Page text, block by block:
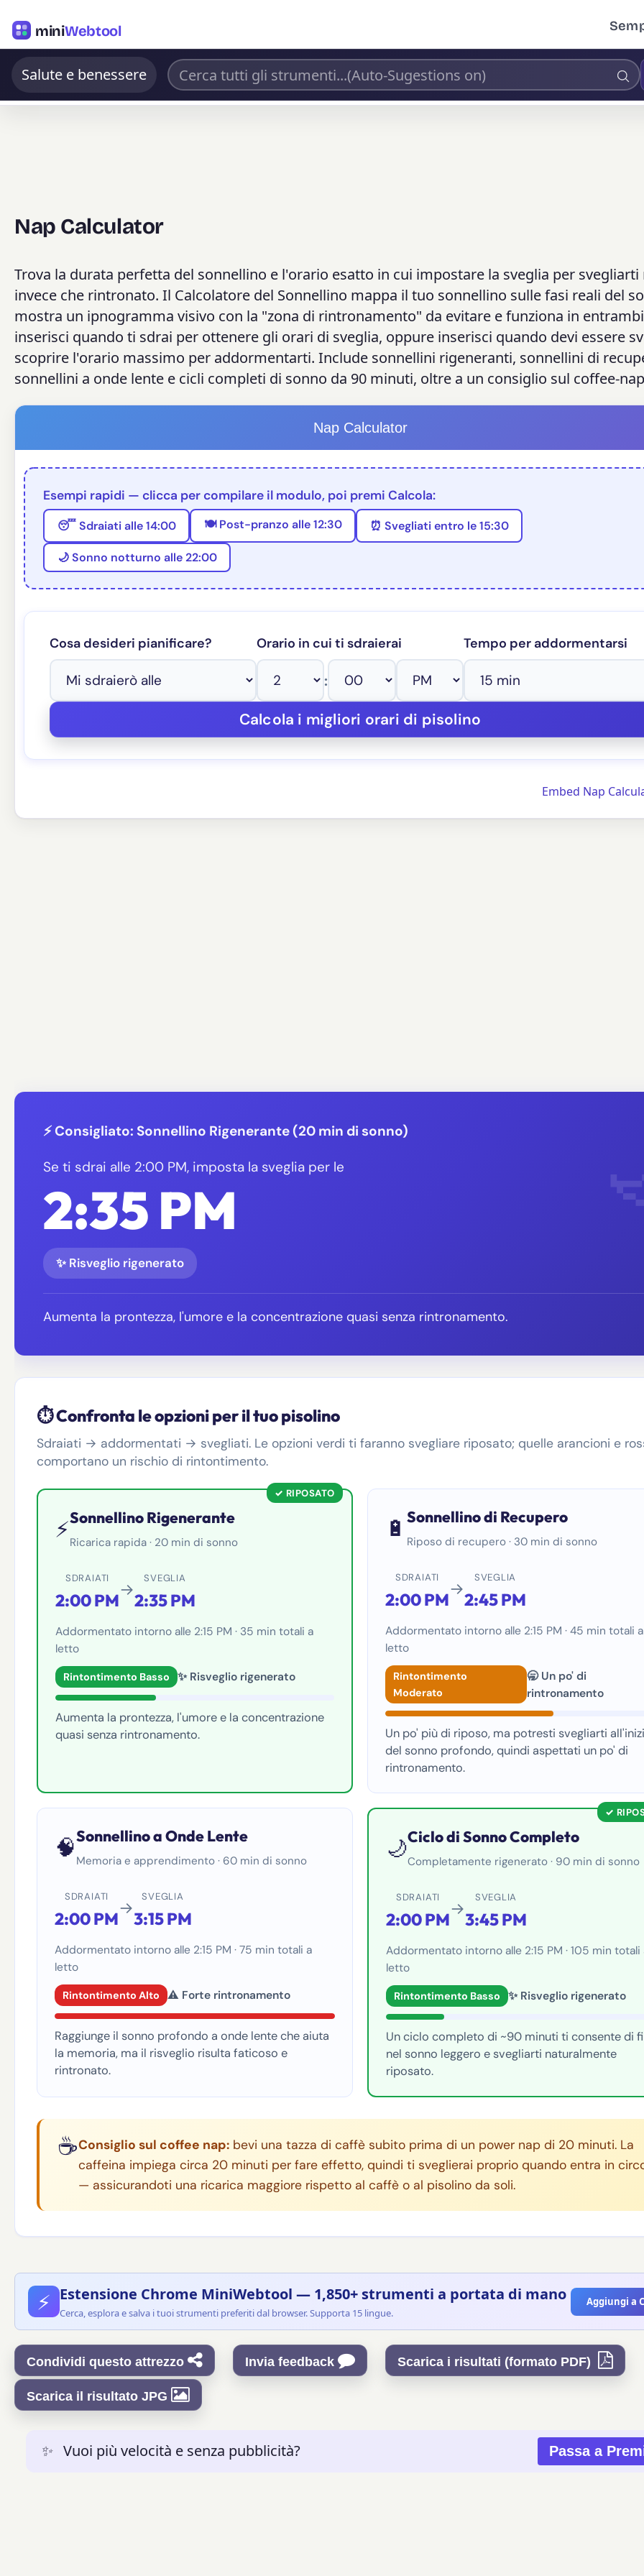
miniWebtool
Salute e benessere
Nap Calculator
Trova la durata perfetta del sonnellino e l'orario esatto in cui impostare la sveglia per
invece che rintronato. Il Calcolatore del Sonnellino mappa il tuo sonnellino sulle fasi reali del
mostra un ipnogramma visivo con la "zona di rintronamento" da evitare e funziona in
inserisci quando ti sdrai per ottenere gli orari di sveglia, oppure inserisci quando devi essere
scoprire l'orario massimo per addormentarti. Include sonnellini rigeneranti, sonnellini di
sonnellini a onde lente e cicli completi di sonno da 90 minuti, oltre a un consiglio sul coffee-
Nap Calculator
Esempi rapidi — clicca per compilare il modulo, poi premi Calcola:
😴 Sdraiati alle 14:00 🍽️ Post-pranzo alle 12:30 ⏰ Svegliati entro le 15:30
🌙 Sonno notturno alle 22:00
Cosa desideri pianificare? Orario in cui ti sdraierai
:
Tempo per addormentarsi
Embed Nap
⚡ Consigliato: Sonnellino Rigenerante (20 min di sonno)
Se ti sdrai alle 2:00 PM, imposta la sveglia per le
2:35 PM
✨ Risveglio rigenerato
Aumenta la prontezza, l'umore e la concentrazione quasi senza rintronamento.
⏱️ Confronta le opzioni per il tuo pisolino
Sdraiati → addormentati → svegliati. Le opzioni verdi ti faranno svegliare riposato; quelle arancioni e
comportano un rischio di rintontimento.
✓ RIPOSATO
⚡Sonnellino Rigenerante
Ricarica rapida · 20 min di sonno
SDRAIATI
2:00 PM
→
SVEGLIA
2:35 PM
Addormentato intorno alle 2:15 PM · 35 min totali a
letto
Rintontimento Basso ✨ Risveglio rigenerato
Aumenta la prontezza, l'umore e la concentrazione
quasi senza rintronamento.
🔋 Sonnellino di Recupero
Riposo di recupero · 30 min di sonno
SDRAIATI
2:00 PM
→
SVEGLIA
2:45 PM
Addormentato intorno alle 2:15 PM · 45 min totali a
letto
Rintontimento
Moderato
🥱 Un po' di
rintronamento
Un po' più di riposo, ma potresti svegliarti
del sonno profondo, quindi aspettati un po' di
rintronamento.
🧠Sonnellino a Onde Lente
Memoria e apprendimento · 60 min di sonno
SDRAIATI
2:00 PM
→
SVEGLIA
3:15 PM
Addormentato intorno alle 2:15 PM · 75 min totali a
letto
Rintontimento Alto ⚠️ Forte rintronamento
Raggiunge il sonno profondo a onde lente che aiuta
la memoria, ma il risveglio risulta faticoso e
rintronato.
✓
🌙Ciclo di Sonno Completo
Completamente rigenerato · 90 min di sonno
SDRAIATI
2:00 PM
→
SVEGLIA
3:45 PM
Addormentato intorno alle 2:15 PM · 105 min totali
letto
Rintontimento Basso ✨ Risveglio rigenerato
Un ciclo completo di ~90 minuti ti consente di
nel sonno leggero e svegliarti naturalmente
riposato.
☕Consiglio sul coffee nap: bevi una tazza di caffè subito prima di un power nap di 20 minuti. La
caffeina impiega circa 20 minuti per fare effetto, quindi ti sveglierai proprio quando entra in
— assicurandoti una ricarica maggiore rispetto al caffè o al pisolino da soli.
⚡ Estensione Chrome MiniWebtool — 1,850+ strumenti a portata di mano
Cerca, esplora e salva i tuoi strumenti preferiti dal browser. Supporta 15 lingue.
Aggiungi a
Condividi questo attrezzo Invia feedback Scarica i risultati (formato PDF)
Scarica il risultato JPG
✨ Vuoi più velocità e senza pubblicità? Passa a